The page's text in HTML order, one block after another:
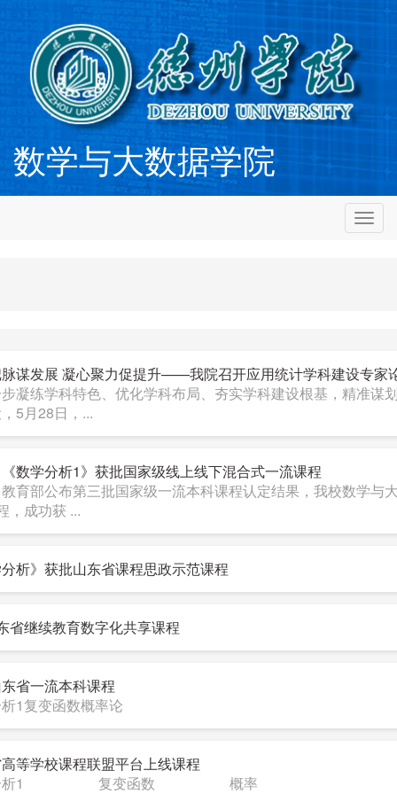
数学与大数据学院
切
换
谋发展 凝心聚力促提升——我院召开应用统计学科建设专家
凝练学科特色、优化学科布局、夯实学科建设根基，精准谋
5月28日，...
数学分析1》获批国家级线上线下混合式一流课程
育部公布第三批国家级一流本科课程认定结果，我校数学与
，成功获 ...
析》获批山东省课程思政示范课程
省继续教育数字化共享课程
省一流本科课程
1复变函数概率论
等学校课程联盟平台上线课程
分析1 复变函数 概率